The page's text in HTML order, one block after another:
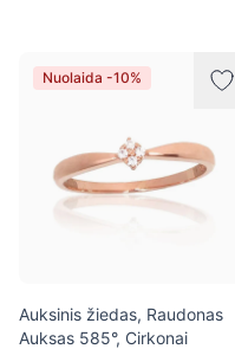
Nuolaida -10%
Auksinis žiedas, Raudonas
Auksas 585°, Cirkonai